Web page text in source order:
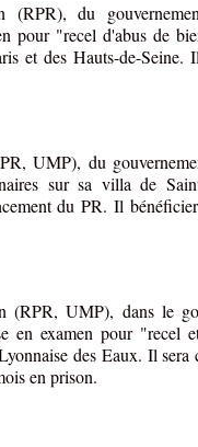
du
pour "recel d'abus de
et des Hauts-de-Seine.
UMP), du
sur sa villa de
du PR. Il
UMP), dans le
en examen pour "recel
des Eaux. Il sera
en prison.